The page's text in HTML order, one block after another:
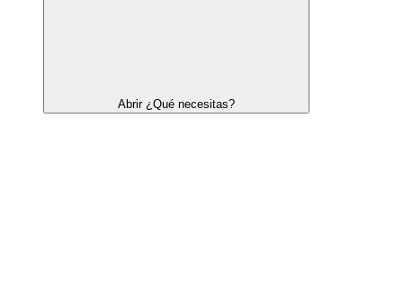
Abrir ¿Qué necesitas?